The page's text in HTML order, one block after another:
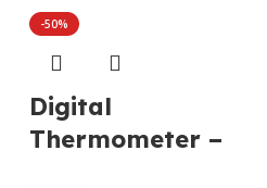
-50%
Digital
Thermometer –